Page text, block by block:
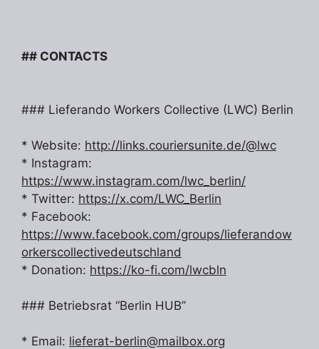
## CONTACTS
### Lieferando Workers Collective (LWC) Berlin
* Website: http://links.couriersunite.de/@lwc
* Instagram:
https://www.instagram.com/lwc_berlin/
* Twitter: https://x.com/LWC_Berlin
* Facebook:
https://www.facebook.com/groups/lieferandow
orkerscollectivedeutschland
* Donation: https://ko-fi.com/lwcbln
### Betriebsrat “Berlin HUB”
* Email: lieferat-berlin@mailbox.org